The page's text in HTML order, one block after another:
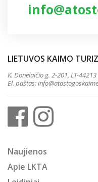
LIETUVOS KAIMO
K. Donelaičio g. 2-201, LT-44213
El. paštas:
Naujienos
Apie LKTA